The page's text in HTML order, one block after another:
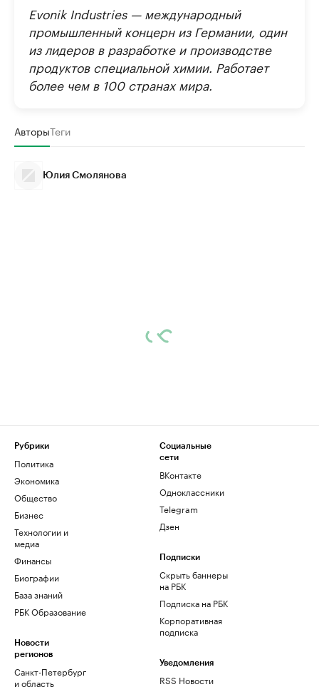
Evonik Industries — международный
промышленный концерн из Германии, один
из лидеров в разработке и производстве
продуктов специальной химии. Работает
более чем в 100 странах мира.
АвторыТеги
Юлия Смолянова
Рубрики
Политика
Экономика
Общество
Бизнес
Технологии и
медиа
Финансы
Биографии
База знаний
РБК Образование
Новости
регионов
Санкт-Петербург
и область
Социальные
сети
ВКонтакте
Одноклассники
Telegram
Дзен
Подписки
Скрыть баннеры
на РБК
Подписка на РБК
Корпоративная
подписка
Уведомления
RSS Новости